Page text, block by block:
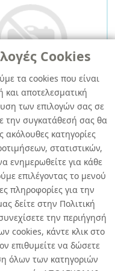
Cookies
τα cookies που είναι
και αποτελεσματική
των επιλογών σας σε
την συγκατάθεσή σας θα
ακόλουθες κατηγορίες
στατιστικών,
ενημερωθείτε για κάθε
επιλέγοντας το μενού
πληροφορίες για την
δείτε στην Πολιτική
την περιήγησή
cookies, κάντε κλικ στο
επιθυμείτε να δώσετε
όλων των κατηγοριών
SAFE KEYLOCK
X160CM X 80CM
501062996
/ συσκευασία